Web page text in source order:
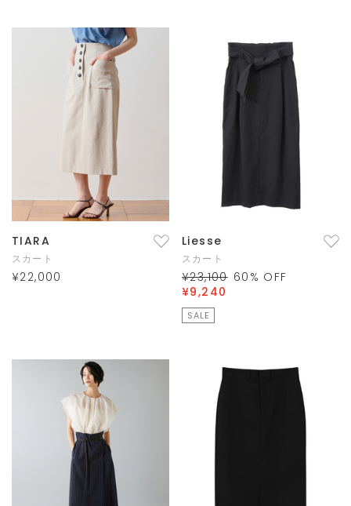
TIARA
スカート
¥22,000
Liesse
スカート
¥23,100 60 % OFF
¥9,240
SALE